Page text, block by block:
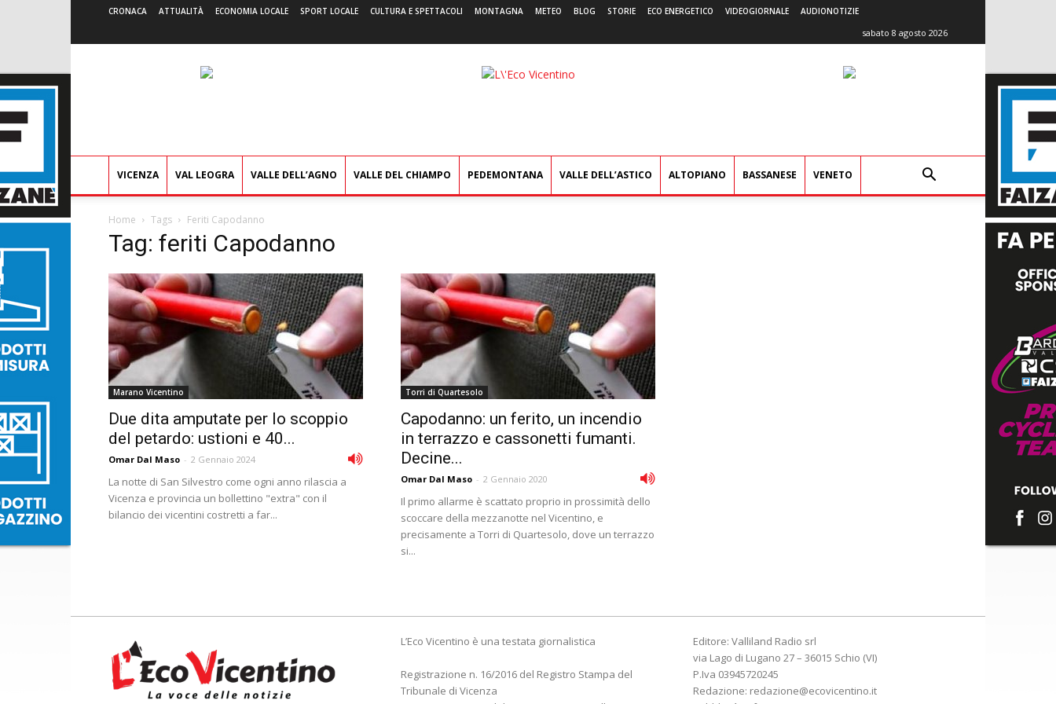
CRONACA ATTUALITÀ ECONOMIA LOCALE SPORT LOCALE CULTURA E SPETTACOLI MONTAGNA METEO BLOG STORIE ECO ENERGETICO VIDEOGIORNALE AUDIONOTIZIE
sabato 8 agosto 2026
L'Eco
VICENZA VAL LEOGRA VALLE DELL’AGNO VALLE DEL CHIAMPO PEDEMONTANA VALLE DELL’ASTICO ALTOPIANO BASSANESE VENETO
Home Tags Feriti Capodanno
Tag: feriti Capodanno
Marano Vicentino
Due dita amputate per lo scoppio
del petardo: ustioni e 40...
Omar Dal Maso - 2 Gennaio 2024
La notte di San Silvestro come ogni anno rilascia a
Vicenza e provincia un bollettino "extra" con il
bilancio dei vicentini costretti a far...
Torri di Quartesolo
Capodanno: un ferito, un incendio
in terrazzo e cassonetti fumanti.
Decine...
Omar Dal Maso - 2 Gennaio 2020
Il primo allarme è scattato proprio in prossimità dello
scoccare della mezzanotte nel Vicentino, e
precisamente a Torri di Quartesolo, dove un terrazzo
si...
L’Eco Vicentino è una testata giornalistica
Registrazione n. 16/2016 del Registro Stampa del
Tribunale di Vicenza
Editore: Valliland Radio srl
via Lago di Lugano 27 – 36015 Schio (VI)
P.Iva 03945720245
Redazione: redazione@ecovicentino.it